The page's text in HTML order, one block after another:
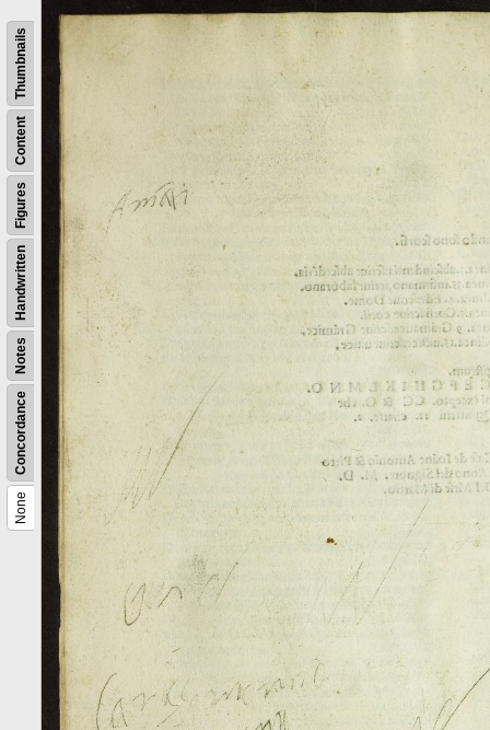
None
Concordance
Notes
Handwritten
Figures
Content
Thumbnails